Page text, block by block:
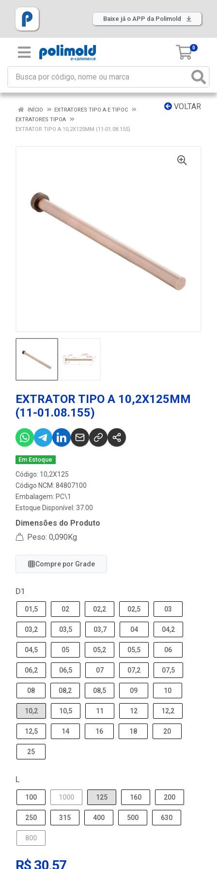
Baixe já o APP da Polimold
0
VOLTAR
INÍCIO
EXTRATORES TIPO A E TIPOC
EXTRATORES TIPOA
EXTRATOR TIPO A 10,2X125MM (11-01.08.155)
EXTRATOR TIPO A 10,2X125MM
(11-01.08.155)
Em Estoque
Código: 10,2X125
Código NCM: 84807100
Embalagem: PC\1
Estoque Disponível: 37.00
Dimensões do Produto
Peso: 0,090Kg
Compre por Grade
D1
01,5 02 02,2 02,5 03
03,2 03,5 03,7 04 04,2
04,5 05 05,2 05,5 06
06,2 06,5 07 07,2 07,5
08 08,2 08,5 09 10
10,2 10,5 11 12 12,2
12,5 14 16 18 20
25
L
100 1000 125 160 200
250 315 400 500 630
800
R$ 30,57